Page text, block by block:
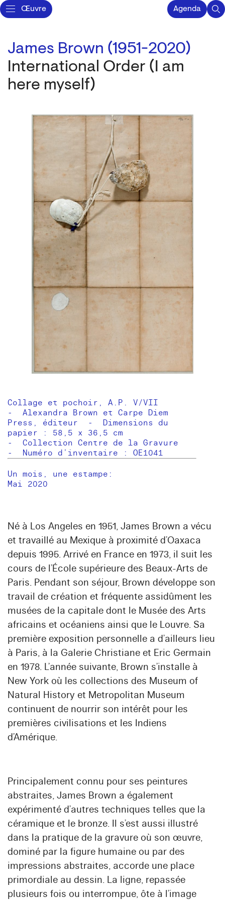
Œuvre Agenda
James Brown (1951-2020)
International Order (I am
here myself)
Collage et pochoir, A.P. V/VII
- Alexandra Brown et Carpe Diem
Press, éditeur - Dimensions du
papier : 58,5 x 36,5 cm
- Collection Centre de la Gravure
- Numéro d’inventaire : OE1041
Un mois, une estampe:
Mai 2020
Né à Los Angeles en 1951, James Brown a vécu
et travaillé au Mexique à proximité d’Oaxaca
depuis 1995. Arrivé en France en 1973, il suit les
cours de l’École supérieure des Beaux-Arts de
Paris. Pendant son séjour, Brown développe son
travail de création et fréquente assidûment les
musées de la capitale dont le Musée des Arts
africains et océaniens ainsi que le Louvre. Sa
première exposition personnelle a d’ailleurs lieu
à Paris, à la Galerie Christiane et Eric Germain
en 1978. L’année suivante, Brown s’installe à
New York où les collections des Museum of
Natural History et Metropolitan Museum
continuent de nourrir son intérêt pour les
premières civilisations et les Indiens
d’Amérique.
Principalement connu pour ses peintures
abstraites, James Brown a également
expérimenté d’autres techniques telles que la
céramique et le bronze. Il s’est aussi illustré
dans la pratique de la gravure où son œuvre,
dominé par la figure humaine ou par des
impressions abstraites, accorde une place
primordiale au dessin. La ligne, repassée
plusieurs fois ou interrompue, ôte à l’image